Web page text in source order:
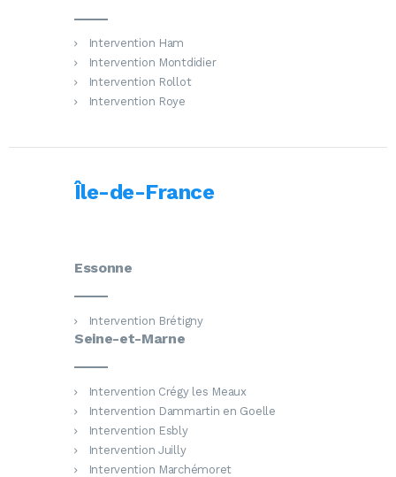
Intervention Ham
Intervention Montdidier
Intervention Rollot
Intervention Roye
Île-de-France
Essonne
Intervention Brétigny
Seine-et-Marne
Intervention Crégy les Meaux
Intervention Dammartin en Goelle
Intervention Esbly
Intervention Juilly
Intervention Marchémoret